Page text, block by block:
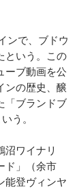
ンで、ブドウ
という。この
ーブ動画を公
ンの歴史、醸
「ブランドブ
う。
ワイナリ
ド」（余市
能登ヴィンヤ